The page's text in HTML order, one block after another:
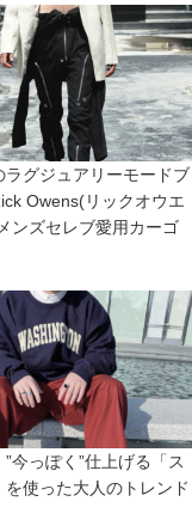
ラグジュアリーモードブ
Owens(リックオウエ
ンズセレブ愛用カーゴ
”今っぽく”仕上げる「ス
を使った大人のトレンド